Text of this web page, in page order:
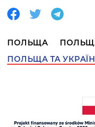
ПОЛЬЩА
ПОЛЬЩА ТА